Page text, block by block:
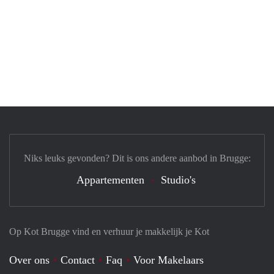
Op Kot Brugge vind en verhuur je makkelijk je Kot
Over ons Contact Faq Voor Makelaars
Niks leuks gevonden? Dit is ons andere aanbod in Brugge:
Appartementen Studio's